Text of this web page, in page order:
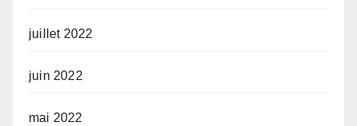
juillet 2022
juin 2022
mai 2022